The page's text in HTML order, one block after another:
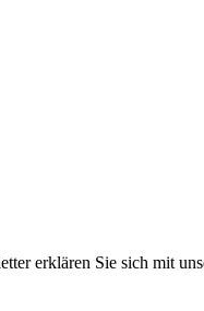
erklären Sie sich mit